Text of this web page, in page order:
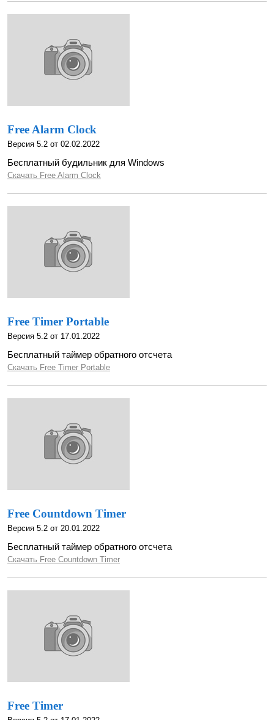
Free Alarm Clock
Версия 5.2 от 02.02.2022
Бесплатный будильник для Windows
Скачать Free Alarm Clock
Free Timer Portable
Версия 5.2 от 17.01.2022
Бесплатный таймер обратного отсчета
Скачать Free Timer Portable
Free Countdown Timer
Версия 5.2 от 20.01.2022
Бесплатный таймер обратного отсчета
Скачать Free Countdown Timer
Free Timer